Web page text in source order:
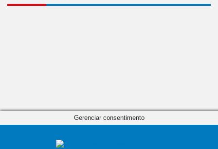
Gerenciar consentimento